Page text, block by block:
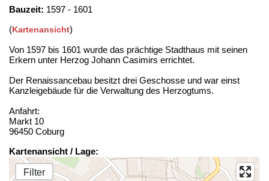
Bauzeit: 1597 - 1601
(Kartenansicht)
Von 1597 bis 1601 wurde das prächtige Stadthaus mit seinen
Erkern unter Herzog Johann Casimirs errichtet.
Der Renaissancebau besitzt drei Geschosse und war einst
Kanzleigebäude für die Verwaltung des Herzogtums.
Anfahrt:
Markt 10
96450 Coburg
Kartenansicht / Lage:
Filter